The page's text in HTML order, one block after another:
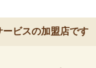
ビスの加盟店です